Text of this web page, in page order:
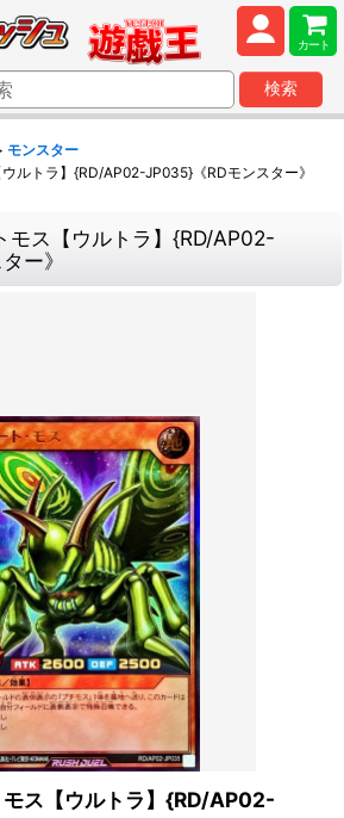
カート
検索
モンスター
ルトラ】{RD/AP02-JP035}《RDモンスター》
モス【ウルトラ】{RD/AP02-
ー》
モス【ウルトラ】{RD/AP02-